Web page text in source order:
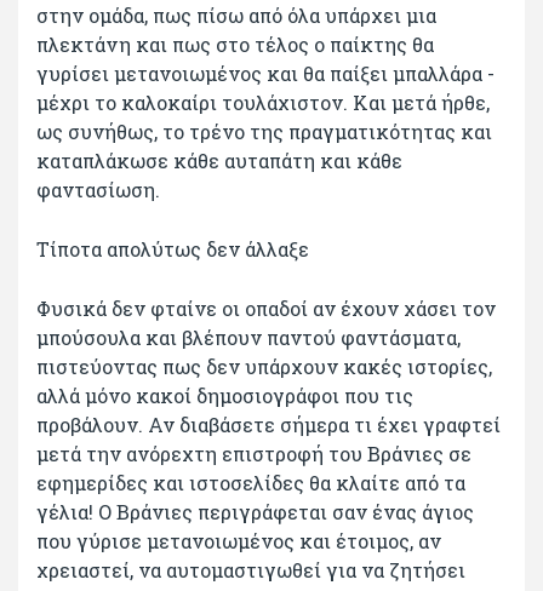
στην ομάδα, πως πίσω από όλα υπάρχει μια
πλεκτάνη και πως στο τέλος ο παίκτης θα
γυρίσει μετανοιωμένος και θα παίξει μπαλλάρα -
μέχρι το καλοκαίρι τουλάχιστον. Και μετά ήρθε,
ως συνήθως, το τρένο της πραγματικότητας και
καταπλάκωσε κάθε αυταπάτη και κάθε
φαντασίωση.
Τίποτα απολύτως δεν άλλαξε
Φυσικά δεν φταίνε οι οπαδοί αν έχουν χάσει τον
μπούσουλα και βλέπουν παντού φαντάσματα,
πιστεύοντας πως δεν υπάρχουν κακές ιστορίες,
αλλά μόνο κακοί δημοσιογράφοι που τις
προβάλουν. Αν διαβάσετε σήμερα τι έχει γραφτεί
μετά την ανόρεχτη επιστροφή του Βράνιες σε
εφημερίδες και ιστοσελίδες θα κλαίτε από τα
γέλια! Ο Βράνιες περιγράφεται σαν ένας άγιος
που γύρισε μετανοιωμένος και έτοιμος, αν
χρειαστεί, να αυτομαστιγωθεί για να ζητήσει